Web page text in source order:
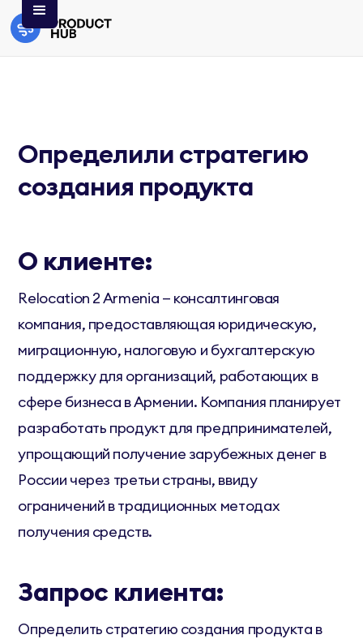
Определили стратегию
создания продукта
О клиенте:
Relocation 2 Armenia — консалтинговая
компания, предоставляющая юридическую,
миграционную, налоговую и бухгалтерскую
поддержку для организаций, работающих в
сфере бизнеса в Армении. Компания планирует
разработать продукт для предпринимателей,
упрощающий получение зарубежных денег в
России через третьи страны, ввиду
ограничений в традиционных методах
получения средств.
Запрос клиента:
Определить стратегию создания продукта в